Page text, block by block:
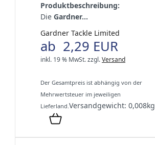
Produktbeschreibung:
Die Gardner...
Gardner Tackle Limited
ab 2,29 EUR
inkl. 19 % MwSt.zzgl.Versand
Der Gesamtpreis ist abhängig von der
Mehrwertsteuer im jeweiligen
Lieferland.Versandgewicht: 0,008kg